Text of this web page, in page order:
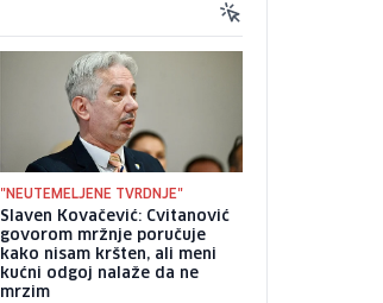
"NEUTEMELJENE TVRDNJE"
Slaven Kovačević: Cvitanović
govorom mržnje poručuje
kako nisam kršten, ali meni
kućni odgoj nalaže da ne
mrzim